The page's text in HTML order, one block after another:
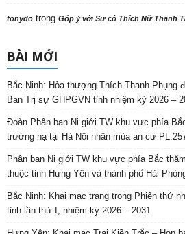
tonydo trong Góp ý với Sư cô Thích Nữ Thanh
BÀI MỚI
Bắc Ninh: Hòa thượng Thích Thanh
Ban Trị sự GHPGVN tỉnh nhiệm kỳ 2026 –
Đoàn Phân ban Ni giới TW khu vực phía
trường hạ tại Hà Nội nhân mùa an cư
Phân ban Ni giới TW khu vực phía Bắc
thuộc tỉnh Hưng Yên và thành phố Hải
Bắc Ninh: Khai mạc trang trọng Phiên thứ
tỉnh lần thứ I, nhiệm kỳ 2026 – 2031